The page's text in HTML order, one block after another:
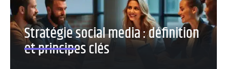
Stratégie social media : définition
et principes clés